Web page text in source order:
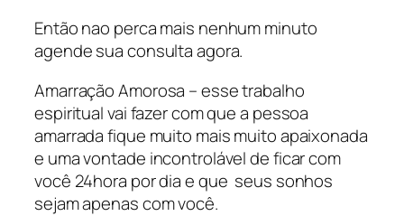
Então nao perca mais nenhum minuto
agende sua consulta agora.
Amarração Amorosa – esse trabalho
espiritual vai fazer com que a pessoa
amarrada fique muito mais muito apaixonada
e uma vontade incontrolável de ficar com
você 24hora por dia e que seus sonhos
sejam apenas com você.